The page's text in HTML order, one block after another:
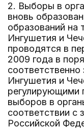
2. Выборы в
вновь
образований на
Ингушетия и
проводятся в
2009 года в
соответственно
Ингушетия и
регулирующими
выборов в
соответствии с
Российской